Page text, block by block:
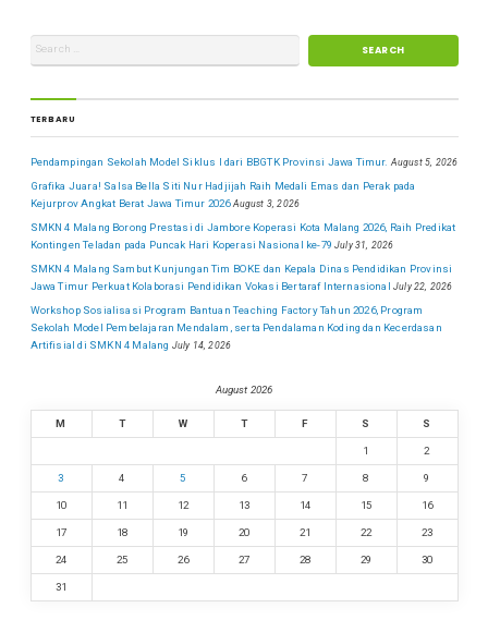
TERBARU
Pendampingan Sekolah Model Siklus I dari BBGTK Provinsi Jawa Timur. August 5, 2026
Grafika Juara! Salsa Bella Siti Nur Hadjijah Raih Medali Emas dan Perak pada
Kejurprov Angkat Berat Jawa Timur 2026 August 3, 2026
SMKN 4 Malang Borong Prestasi di Jambore Koperasi Kota Malang 2026, Raih Predikat
Kontingen Teladan pada Puncak Hari Koperasi Nasional ke-79 July 31, 2026
SMKN 4 Malang Sambut Kunjungan Tim BOKE dan Kepala Dinas Pendidikan Provinsi
Jawa Timur Perkuat Kolaborasi Pendidikan Vokasi Bertaraf Internasional July 22, 2026
Workshop Sosialisasi Program Bantuan Teaching Factory Tahun 2026, Program
Sekolah Model Pembelajaran Mendalam, serta Pendalaman Koding dan Kecerdasan
Artifisial di SMKN 4 Malang July 14, 2026
August 2026
M T W T F S S
1 2
3 4 5 6 7 8 9
10 11 12 13 14 15 16
17 18 19 20 21 22 23
24 25 26 27 28 29 30
31